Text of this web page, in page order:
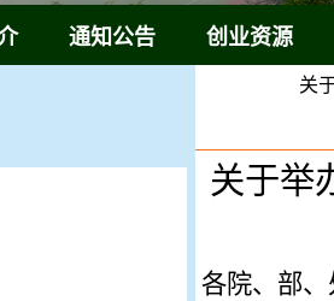
通知公告 创业资源
关
关于举
各院、部